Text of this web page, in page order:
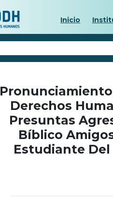
Inicio
Pronunciamiento
Derechos
Presuntas
Bíblico
Estudiante Del